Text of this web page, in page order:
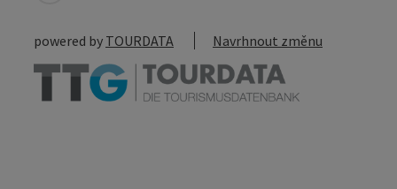
powered by TOURDATA Navrhnout změnu